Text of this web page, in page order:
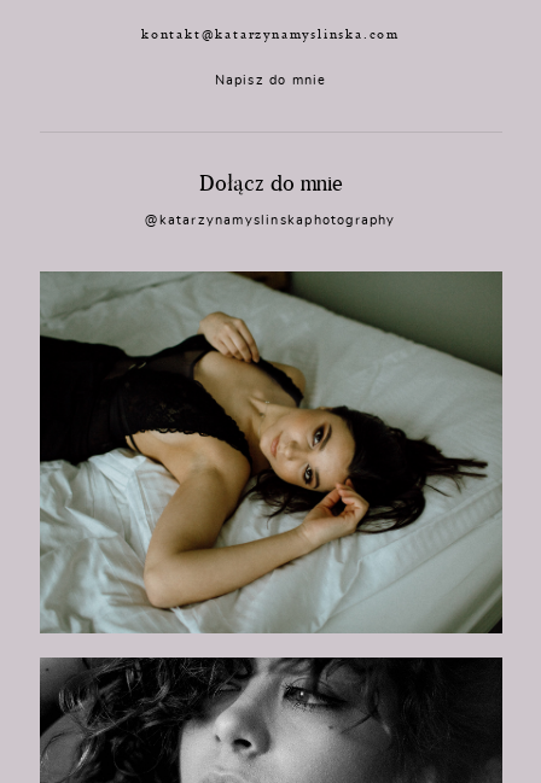
kontakt@katarzynamyslinska.com
Napisz do mnie
Dołącz do mnie
@katarzynamyslinskaphotography